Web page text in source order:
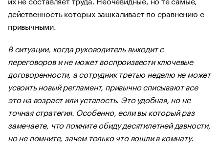
действенность которых зашкаливает по сравнению с
привычными.
В ситуации, когда руководитель выходит с
переговоров и не может воспроизвести ключевые
договоренности, а сотрудник третью неделю не может
усвоить новый регламент, привычно списывают все
это на возраст или усталость. Это удобная, но не
точная стратегия. Особенно, если вы который раз
замечаете, что помните обиду десятилетней давности,
но не помните, зачем только что вошли в комнату.